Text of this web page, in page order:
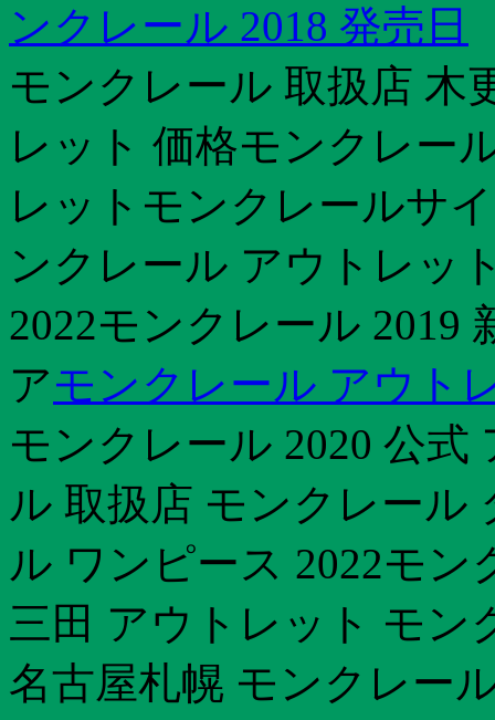
ンクレール 2018 発売日
モンクレール 取扱店 木
レット 価格モンクレー
レットモンクレールサ
ンクレール アウトレッ
2022モンクレール 2019
アモンクレール アウト
モンクレール 2020 公
ル 取扱店 モンクレール
ル ワンピース 2022モ
三田 アウトレット モン
名古屋札幌 モンクレー